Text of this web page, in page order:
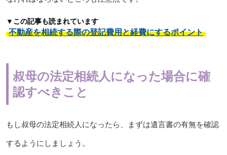
▼この記事も読まれています
不動産を相続する際の登記費用と経費にするポイント
叔母の法定相続人になった場合に確
認すべきこと
もし叔母の法定相続人になったら、まずは遺言書の有無を確認
するようにしましょう。